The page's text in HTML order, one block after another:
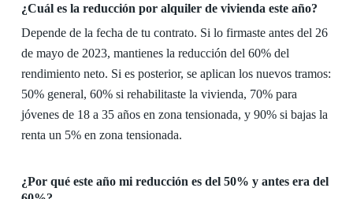
¿Cuál es la reducción por alquiler de vivienda este año?
Depende de la fecha de tu contrato. Si lo firmaste antes del 26
de mayo de 2023, mantienes la reducción del 60% del
rendimiento neto. Si es posterior, se aplican los nuevos tramos:
50% general, 60% si rehabilitaste la vivienda, 70% para
jóvenes de 18 a 35 años en zona tensionada, y 90% si bajas la
renta un 5% en zona tensionada.
¿Por qué este año mi reducción es del 50% y antes era del